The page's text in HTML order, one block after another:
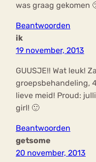
was graag gekomen
Beantwoorden
ik
19 november, 2013
GUUSJE!! Wat leuk!
groepsbehandeling,
lieve meid! Proud:
girl! 🙂
Beantwoorden
getsome
20 november, 2013